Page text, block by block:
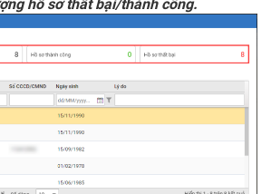
hồ sơ thất bại/thành công.